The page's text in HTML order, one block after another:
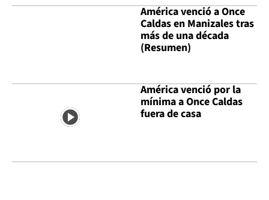
América venció a Once
Caldas en Manizales tras
más de una década
(Resumen)
América venció por la
mínima a Once Caldas
fuera de casa